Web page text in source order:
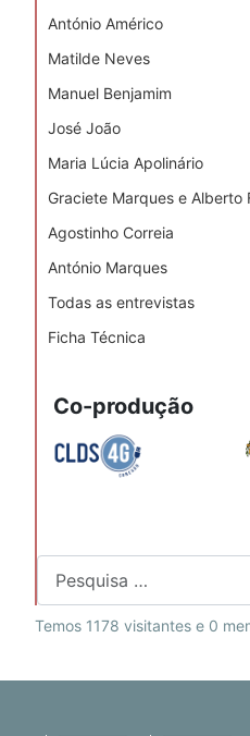
António Américo
Matilde Neves
Manuel Benjamim
José João
Maria Lúcia Apolinário
Graciete Marques e Alberto
Agostinho Correia
António Marques
Todas as entrevistas
Ficha Técnica
Co-produção
Temos 1178 visitantes e 0